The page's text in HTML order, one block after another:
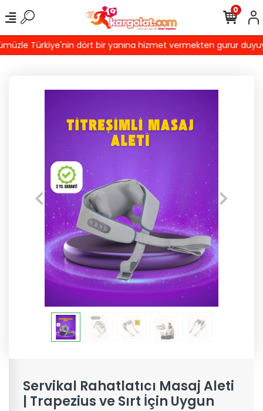
Türkiye'nin dört bir yanına hizmet vermekten gurur
0
Servikal Rahatlatıcı Masaj Aleti
| Trapezius ve Sırt İçin Uygun